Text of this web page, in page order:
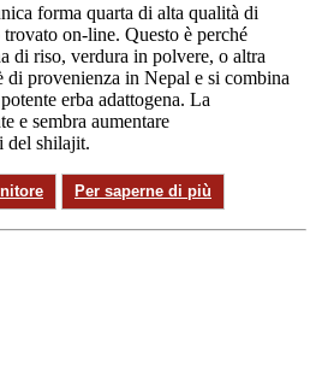
forma quarta di alta qualità di
on-line. Questo è perché
di riso, verdura in polvere, o altra
di provenienza in Nepal e si combina
erba adattogena. La
e sembra aumentare
del shilajit.
Per saperne di più